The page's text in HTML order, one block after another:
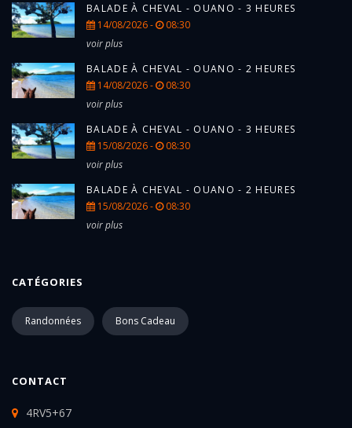
BALADE À CHEVAL - OUANO - 3 HEURES
14/08/2026 -
08:30
voir plus
BALADE À CHEVAL - OUANO - 2 HEURES
14/08/2026 -
08:30
voir plus
BALADE À CHEVAL - OUANO - 3 HEURES
15/08/2026 -
08:30
voir plus
BALADE À CHEVAL - OUANO - 2 HEURES
15/08/2026 -
08:30
voir plus
CATÉGORIES
Randonnées Bons Cadeau
CONTACT
4RV5+67